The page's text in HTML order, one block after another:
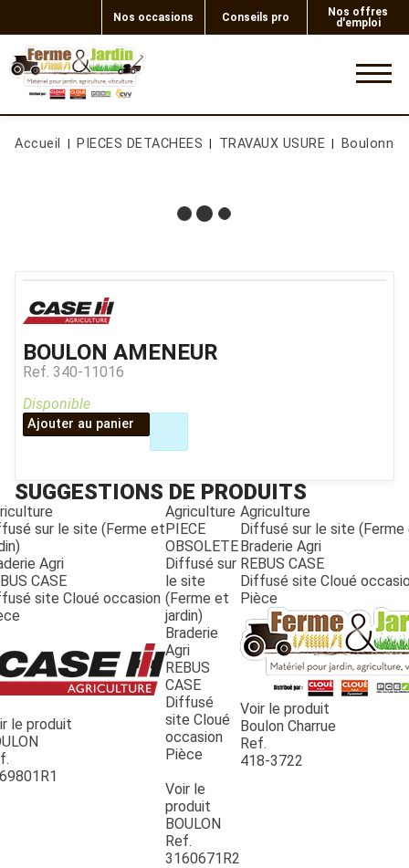
Nos occasions Conseils pro
Nos offres
d'emploi
JOUET
ESPACES VERTS
QUAD SSV UTV
Accueil PIECES DETACHEES TRAVAUX USURE
BOULON AMENEUR
Ref. 340-11016
Disponible
Ajouter au panier
SUGGESTIONS DE PRODUITS
sur le site (Ferme et
Agri
CASE
site Cloué occasion
le produit
Agriculture
PIECE
OBSOLETE
Diffusé sur
le site
(Ferme et
jardin)
Braderie
Agri
REBUS
CASE
Diffusé
site Cloué
occasion
Pièce
Voir le
produit
BOULON
Ref.
3160671R2
Agriculture
Diffusé sur le site (Ferme
Braderie Agri
REBUS CASE
Diffusé site Cloué
Pièce
Voir le produit
Boulon Charrue
Ref.
418-3722